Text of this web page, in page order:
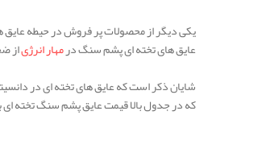
یکی دیگر از محصولات پر فروش در حیطه
عایق های تخته ای پشم سنگ درمهار انرژیاز ضخامت 25 ، 30 ، 40 ، 50 ، 60
شایان ذکر است که عایق های تخته ای در دانسیته های مختلف از قبیل :
که در جدول بالا قیمت عایق پشم سنگ تخته ای با دانسیته های 100 ، 120 ،